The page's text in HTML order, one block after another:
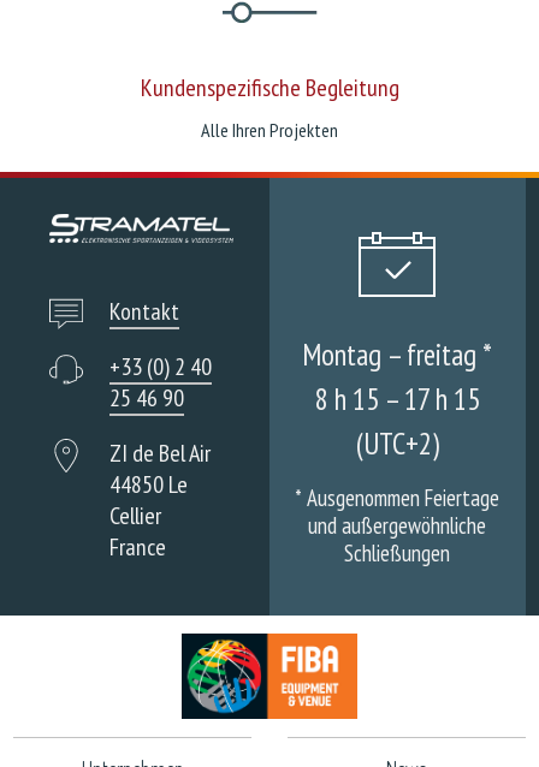
Kundenspezifische Begleitung
Alle Ihren Projekten
Kontakt
+33 (0) 2 40
25 46 90
ZI de Bel Air
44850 Le
Cellier
France
Montag – freitag *
8 h 15 – 17 h 15
(UTC+2)
*Ausgenommen Feiertage
und außergewöhnliche
Schließungen